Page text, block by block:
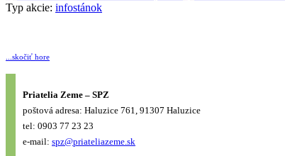
Typ akcie: infostánok
...skočiť hore
Priatelia Zeme – SPZ
poštová adresa: Haluzice 761, 91307 Haluzice
tel: 0903 77 23 23
e-mail: spz@priateliazeme.sk